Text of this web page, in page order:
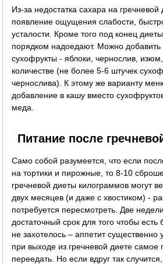
Из-за недостатка сахара на
появление ощущения слабости,
усталости. Кроме того под конец
порядком надоедают. Можно добавить
сухофрукты - яблоки, чернослив,
количестве (не более 5-6 штучек
чернослива). К этому же варианту
добавление в кашу вместо
меда.
Питание после
Само собой разумеется, что если
на тортики и пирожные, то 8-10
гречневой диеты килограммов могут
двух месяцев (и даже с хвостиком) -
потребуется пересмотреть. Две
достаточный срок для того чтобы
не захотелось – аппетит
при выходе из гречневой диете самое
переедать. Но если вдруг так